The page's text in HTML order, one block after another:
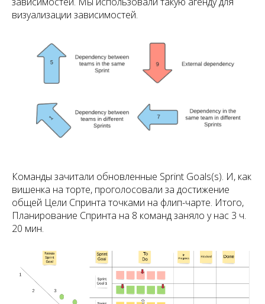
визуализации зависимостей.
Команды зачитали обновленные Sprint Goals(s). И, как
вишенка на торте, проголосовали за достижение
общей Цели Спринта точками на флип-чарте. Итого,
Планирование Спринта на 8 команд заняло у нас 3 ч.
20 мин.